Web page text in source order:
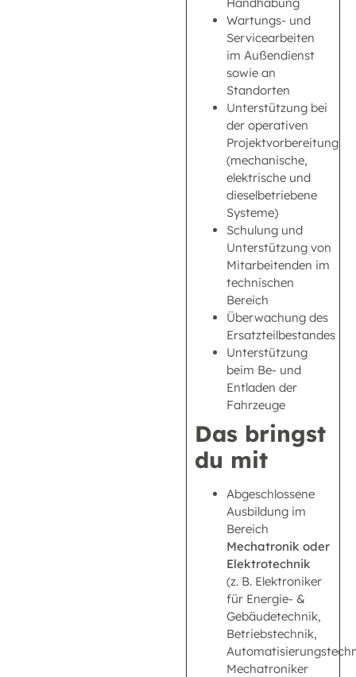
Wartungs- und
Servicearbeiten
im Außendienst
sowie an
Standorten
Unterstützung bei
der operativen
Projektvorbereitung
(mechanische,
elektrische und
dieselbetriebene
Systeme)
Schulung und
Unterstützung von
Mitarbeitenden im
technischen
Bereich
Überwachung des
Ersatzteilbestandes
Unterstützung
beim Be- und
Entladen der
Fahrzeuge
Das bringst
du mit
Abgeschlossene
Ausbildung im
Bereich
Mechatronik oder
Elektrotechnik
(z. B. Elektroniker
für Energie- &
Gebäudetechnik,
Betriebstechnik,
Mechatroniker